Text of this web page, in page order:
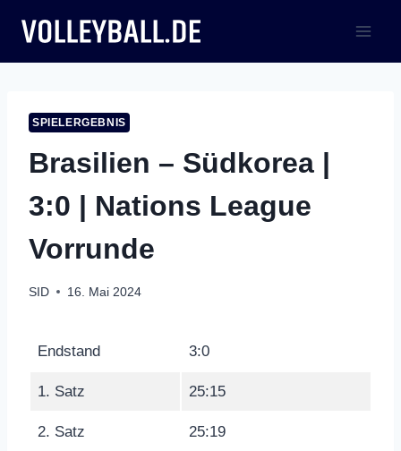
Inhalt
springen
SPIELERGEBNIS
Brasilien – Südkorea |
3:0 | Nations League
Vorrunde
SID 16. Mai 2024
Endstand 3:0
1. Satz 25:15
2. Satz 25:19